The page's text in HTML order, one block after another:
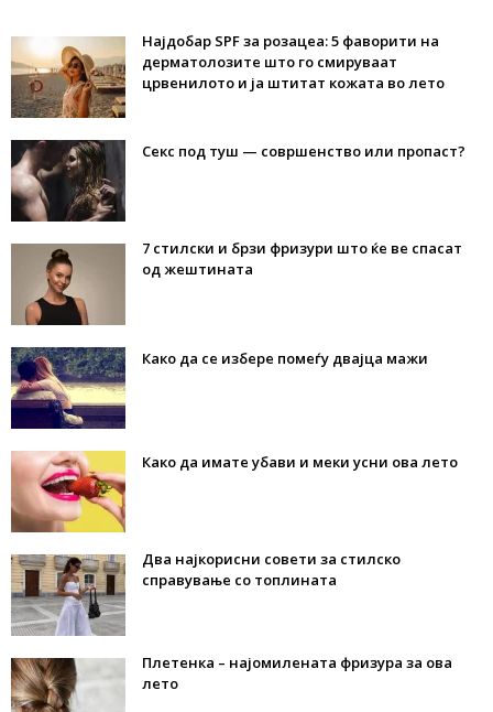
Најдобар SPF за розацеа: 5 фаворити на
дерматолозите што го смируваат
црвенилото и ја штитат кожата во лето
Секс под туш — совршенство или пропаст?
7 стилски и брзи фризури што ќе ве спасат
од жештината
Како да се избере помеѓу двајца мажи
Како да имате убави и меки усни ова лето
Два најкорисни совети за стилско
справување со топлината
Плетенка – најомилената фризура за ова
лето